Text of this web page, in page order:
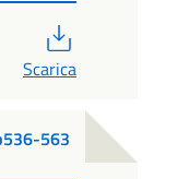
Scarica
563